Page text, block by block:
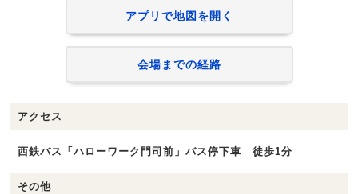
アプリで地図を開く
会場までの経路
アクセス
西鉄バス「ハローワーク門司前」バス停下車 徒歩1分
その他